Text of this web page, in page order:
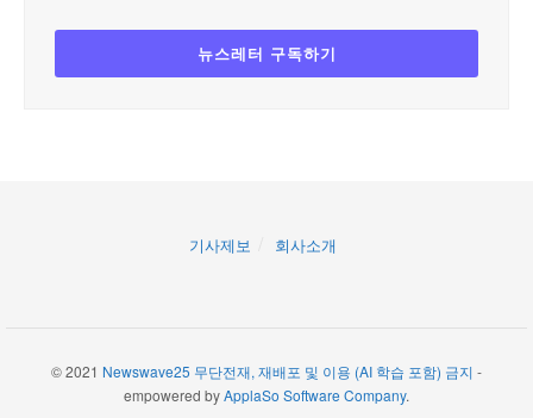
기사제보 회사소개
© 2021 Newswave25 무단전재, 재배포 및 이용 (AI 학습 포함) 금지 -
empowered byApplaSo Software Company.